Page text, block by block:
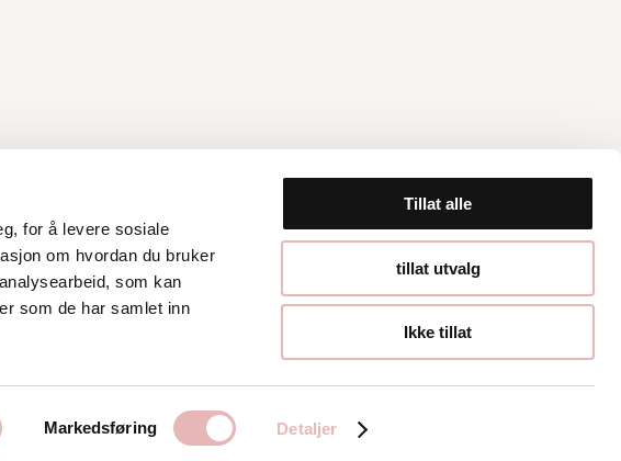
for å levere sosiale
om hvordan du bruker
som kan
som de har samlet inn
Markedsføring Detaljer
Tillat alle
tillat utvalg
Ikke tillat
Åpningstider
Hverdager 10:00-
Lørdager 10:00-16:00